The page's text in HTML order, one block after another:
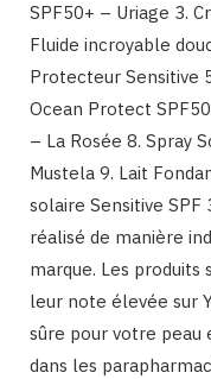
SPF50+ – Uriage 3.
Fluide incroyable
Protecteur Sensitive
Ocean Protect
– La Rosée 8. Spray
Mustela 9. Lait
solaire Sensitive
réalisé de manière
marque. Les
leur note élevée sur
sûre pour votre peau
dans les